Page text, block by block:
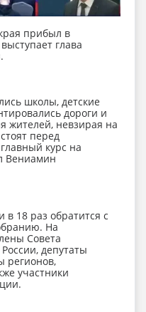
прибыл в
глава
школы, детские
дороги и
жителей, невзирая на
перед
курс на
Вениамин
в 18 раз обратится с
На
Совета
депутаты
регионов,
участники